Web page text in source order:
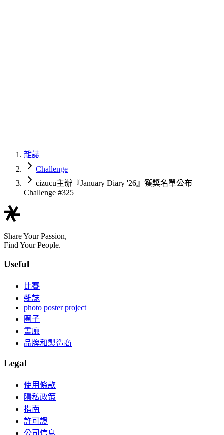
雜誌
Challenge
cizucu主辦『January Diary '26』獲獎名單公布 |
Challenge #325
Share Your Passion,
Find Your People.
Useful
比賽
雜誌
photo poster project
圈子
畫廊
品牌和製造商
Legal
使用條款
隱私政策
指南
許可證
公司信息